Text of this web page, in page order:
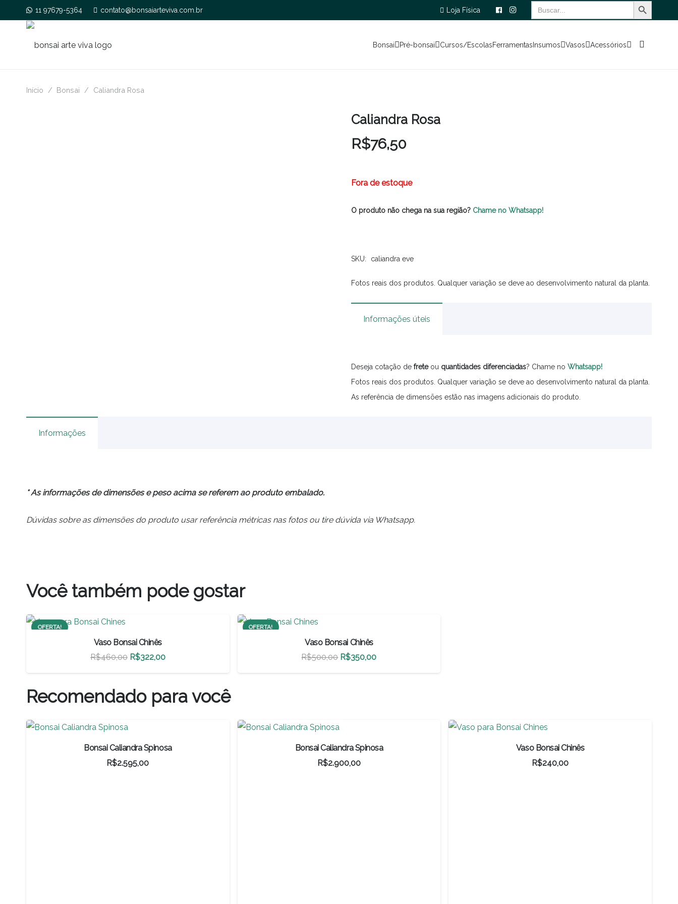
11 97679-5364 contato@bonsaiarteviva.com.br Loja Física
Search
for:
Bonsai Pré-bonsai Cursos/EscolasFerramentasInsumos Vasos Acessórios
Início / Bonsai / Caliandra Rosa
Caliandra Rosa
R$76,50
Fora de estoque
O produto não chega na sua região? Chame no Whatsapp!
SKU: caliandra eve
Fotos reais dos produtos. Qualquer variação se deve ao desenvolvimento natural da planta.
Informações úteis
Deseja cotação de freteou quantidades diferenciadas? Chame no Whatsapp!
Fotos reais dos produtos. Qualquer variação se deve ao desenvolvimento natural da planta.
As referência de dimensões estão nas imagens adicionais do produto.
Informações
* As informações de dimensões e peso acima se referem ao produto embalado.
Dúvidas sobre as dimensões do produto usar referência métricas nas fotos ou tire dúvida via Whatsapp.
Você também pode gostar
OFERTA!
Vaso Bonsai Chinês
R$460,00 O
preço
original
era:
R$322,00O
preço
é:
OFERTA!
Vaso Bonsai Chinês
R$500,00 O
preço
R$350,00O
preço
Recomendado para você
Bonsai Caliandra Spinosa
R$2.595,00
Bonsai Caliandra Spinosa
R$2.900,00
Vaso Bonsai Chinês
R$240,00